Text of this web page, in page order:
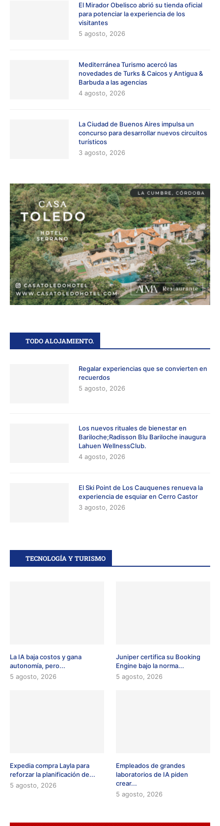
El Mirador Obelisco abrió su tienda oficial
para potenciar la experiencia de los
visitantes
5 agosto, 2026
Mediterránea Turismo acercó las
novedades de Turks & Caicos y Antigua &
Barbuda a las agencias
4 agosto, 2026
La Ciudad de Buenos Aires impulsa un
concurso para desarrollar nuevos circuitos
turísticos
3 agosto, 2026
TODO ALOJAMIENTO.
Regalar experiencias que se convierten en
recuerdos
5 agosto, 2026
Los nuevos rituales de bienestar en
Bariloche;Radisson Blu Bariloche inaugura
Lahuen WellnessClub.
4 agosto, 2026
El Ski Point de Los Cauquenes renueva la
experiencia de esquiar en Cerro Castor
3 agosto, 2026
TECNOLOGÍA Y TURISMO
La IA baja costos y gana
autonomía, pero...
5 agosto, 2026
Juniper certifica su Booking
Engine bajo la norma...
5 agosto, 2026
Expedia compra Layla para
reforzar la planificación de...
5 agosto, 2026
Empleados de grandes
laboratorios de IA piden
crear...
5 agosto, 2026